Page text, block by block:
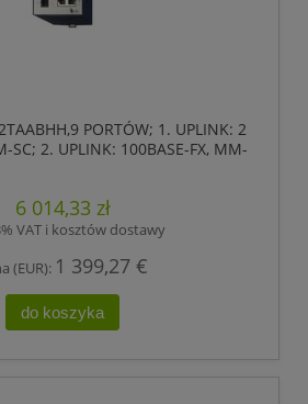
PORTÓW; 1. UPLINK: 2
SC; 2. UPLINK: 100BASE-FX, MM-
6 014,33 zł
VAT i kosztów dostawy
(EUR): 1 399,27 €
do koszyka